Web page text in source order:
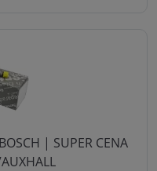
| SUPER CENA